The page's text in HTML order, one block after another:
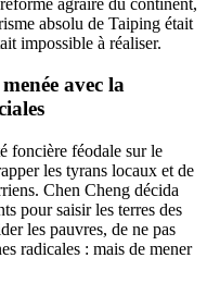
absolu de Taiping était
impossible à réaliser.
avec la
foncière féodale sur le
les tyrans locaux et de
Chen Cheng décida
pour saisir les terres des
les pauvres, de ne pas
radicales : mais de mener